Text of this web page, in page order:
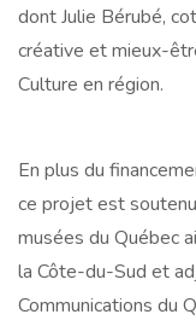
dont Julie Bérubé,
créative et mieux-
Culture en région.
En plus du
ce projet est
musées du Québec
la Côte-du-Sud et
Communications du